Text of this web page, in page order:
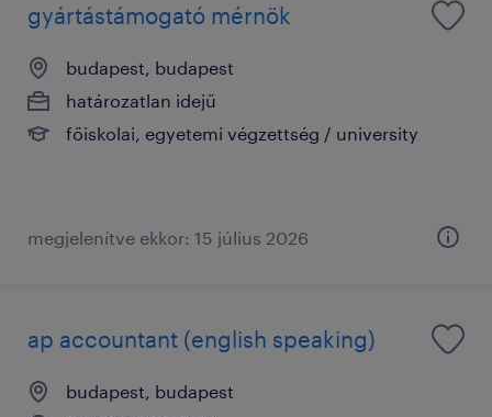
gyártástámogató mérnök
budapest, budapest
határozatlan idejű
főiskolai, egyetemi végzettség / university
megjelenítve ekkor: 15 július 2026
ap accountant (english speaking)
budapest, budapest